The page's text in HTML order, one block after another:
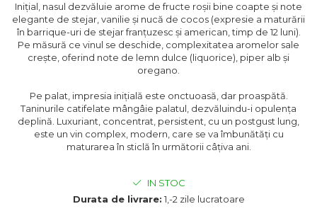
Inițial, nasul dezvăluie arome de fructe roșii bine coapte și note
elegante de stejar, vanilie și nucă de cocos (expresie a maturării
în barrique-uri de stejar franțuzesc și american, timp de 12 luni).
Pe măsură ce vinul se deschide, complexitatea aromelor sale
crește, oferind note de lemn dulce (liquorice), piper alb și
oregano.
Pe palat, impresia inițială este onctuoasă, dar proaspătă.
Taninurile catifelate mângâie palatul, dezvăluindu-i opulența
deplină. Luxuriant, concentrat, persistent, cu un postgust lung,
este un vin complex, modern, care se va îmbunătăți cu
maturarea în sticlă în următorii câțiva ani.
IN STOC
Durata de livrare: 1,-2 zile lucratoare